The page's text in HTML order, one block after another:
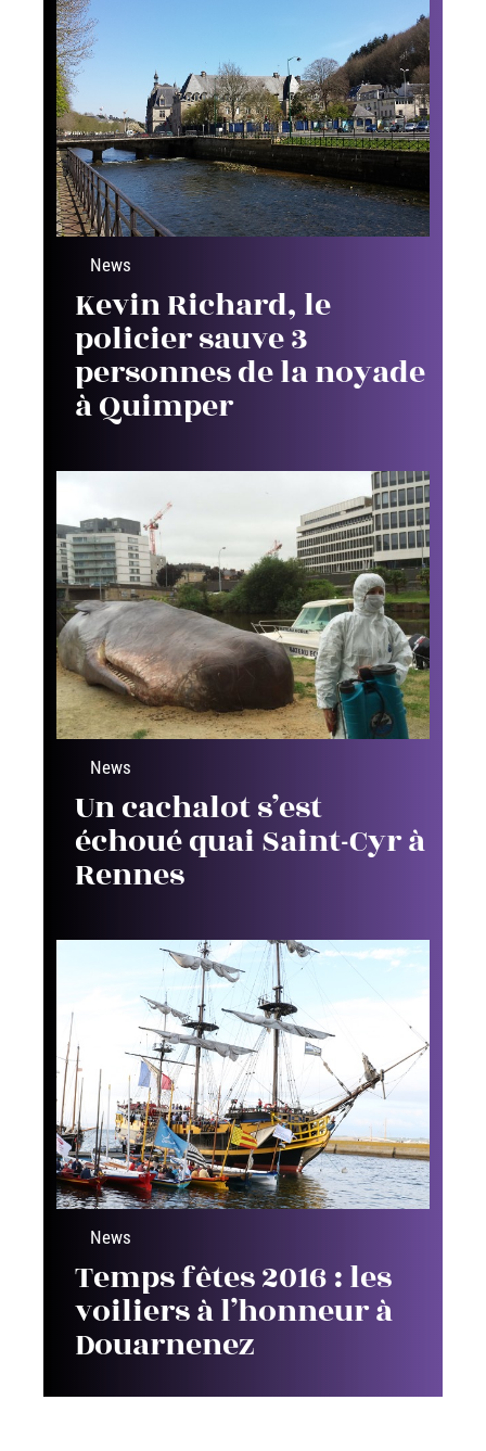
News
Kevin Richard, le
policier sauve 3
personnes de la noyade
à Quimper
News
Un cachalot s’est
échoué quai Saint-Cyr à
Rennes
News
Temps fêtes 2016 : les
voiliers à l’honneur à
Douarnenez